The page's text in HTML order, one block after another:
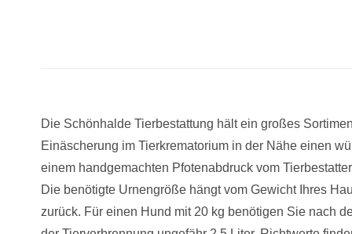
Die Schönhalde Tierbestattung hält ein großes
Einäscherung im Tierkrematorium in der Nähe einen
einem handgemachten Pfotenabdruck vom
Die benötigte Urnengröße hängt vom Gewicht Ihres
zurück. Für einen Hund mit 20 kg benötigen Sie nach